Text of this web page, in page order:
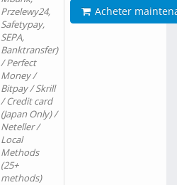
Przelewy24,
Safetypay,
SEPA,
Banktransfer)
/ Perfect
Money /
Bitpay / Skrill
/ Credit card
(Japan Only) /
Neteller /
Local
Methods
(25+
methods)
Acheter